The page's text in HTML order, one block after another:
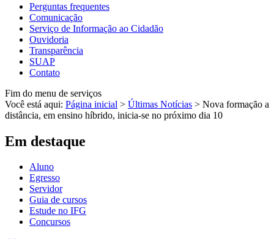
Perguntas frequentes
Comunicação
Serviço de Informação ao Cidadão
Ouvidoria
Transparência
SUAP
Contato
Fim do menu de serviços
Você está aqui: Página inicial > Últimas Notícias > Nova formação a
distância, em ensino híbrido, inicia-se no próximo dia 10
Em destaque
Aluno
Egresso
Servidor
Guia de cursos
Estude no IFG
Concursos